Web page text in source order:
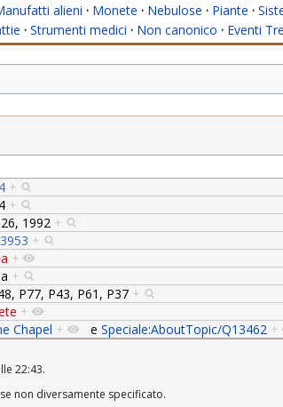
alieni · Monete · Nebulose · Piante ·
· Strumenti medici · Non canonico · Eventi
+
+
1992 +
+
+
+
P77, P43, P61, P37 +
+
Chapel + e Speciale:AboutTopic/Q13462 +
22:43.
non diversamente specificato.